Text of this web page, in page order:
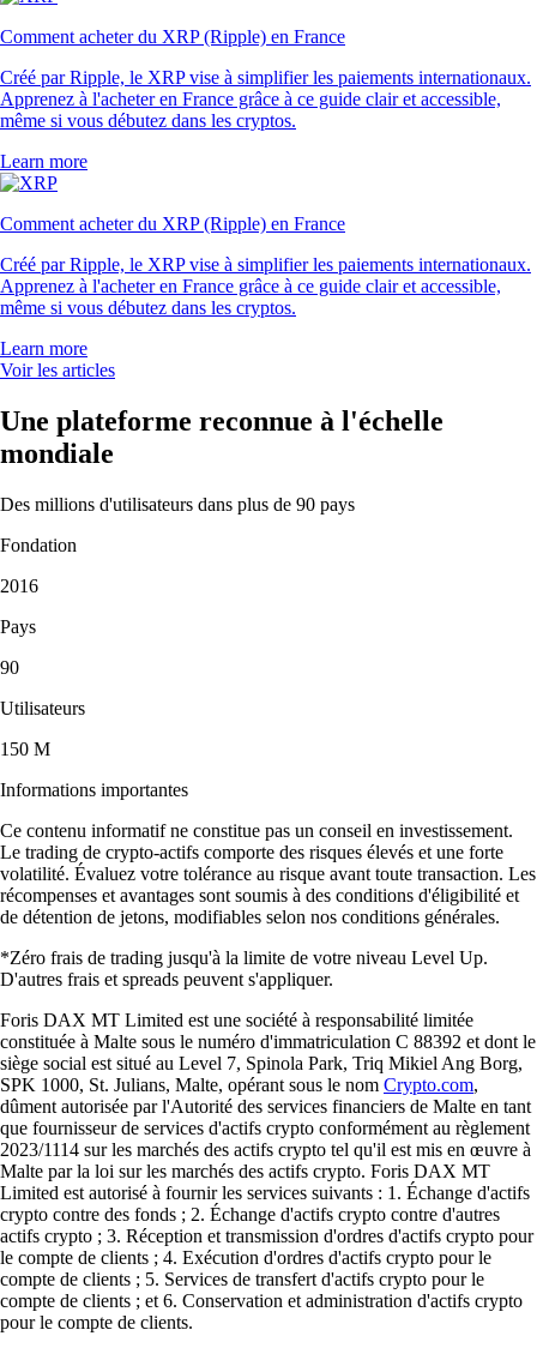
Comment acheter du XRP (Ripple) en France
Créé par Ripple, le XRP vise à simplifier les paiements internationaux.
Apprenez à l'acheter en France grâce à ce guide clair et accessible,
même si vous débutez dans les cryptos.
Learn more
Comment acheter du XRP (Ripple) en France
Créé par Ripple, le XRP vise à simplifier les paiements internationaux.
Apprenez à l'acheter en France grâce à ce guide clair et accessible,
même si vous débutez dans les cryptos.
Learn more
Voir les articles
Une plateforme reconnue à l'échelle
mondiale
Des millions d'utilisateurs dans plus de 90 pays
Fondation
2016
Pays
90
Utilisateurs
150 M
Informations importantes
Ce contenu informatif ne constitue pas un conseil en investissement.
Le trading de crypto-actifs comporte des risques élevés et une forte
volatilité. Évaluez votre tolérance au risque avant toute transaction. Les
récompenses et avantages sont soumis à des conditions d'éligibilité et
de détention de jetons, modifiables selon nos conditions générales.
*Zéro frais de trading jusqu'à la limite de votre niveau Level Up.
D'autres frais et spreads peuvent s'appliquer.
Foris DAX MT Limited est une société à responsabilité limitée
constituée à Malte sous le numéro d'immatriculation C 88392 et dont le
siège social est situé au Level 7, Spinola Park, Triq Mikiel Ang Borg,
SPK 1000, St. Julians, Malte, opérant sous le nom Crypto.com,
dûment autorisée par l'Autorité des services financiers de Malte en tant
que fournisseur de services d'actifs crypto conformément au règlement
2023/1114 sur les marchés des actifs crypto tel qu'il est mis en œuvre à
Malte par la loi sur les marchés des actifs crypto. Foris DAX MT
Limited est autorisé à fournir les services suivants : 1. Échange d'actifs
crypto contre des fonds ; 2. Échange d'actifs crypto contre d'autres
actifs crypto ; 3. Réception et transmission d'ordres d'actifs crypto pour
le compte de clients ; 4. Exécution d'ordres d'actifs crypto pour le
compte de clients ; 5. Services de transfert d'actifs crypto pour le
compte de clients ; et 6. Conservation et administration d'actifs crypto
pour le compte de clients.